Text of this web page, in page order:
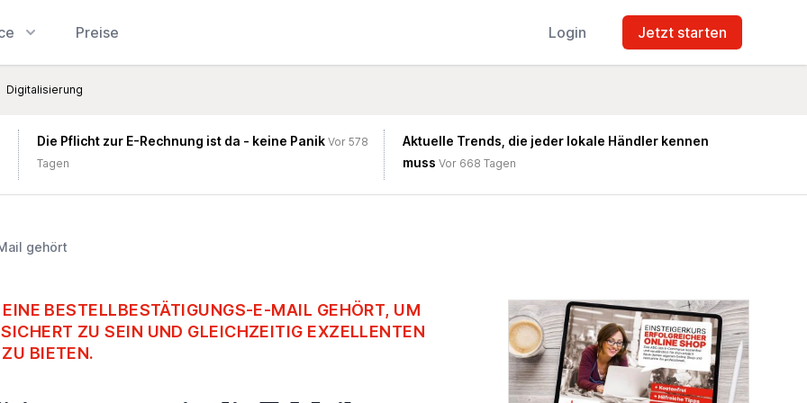
Preise Login Jetzt starten
Digitalisierung
Die Pflicht zur E-Rechnung ist da - keine PanikVor 578
Tagen
Aktuelle Trends, die jeder lokale Händler kennen
muss Vor 668 Tagen
gehört
EINE BESTELLBESTÄTIGUNGS-E-MAIL GEHÖRT, UM
ZU SEIN UND GLEICHZEITIG EXZELLENTEN
BIETEN.